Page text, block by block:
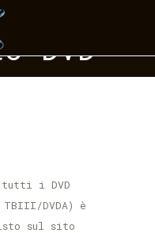
DVD
tutti i DVD
DVDA) è
sul sito